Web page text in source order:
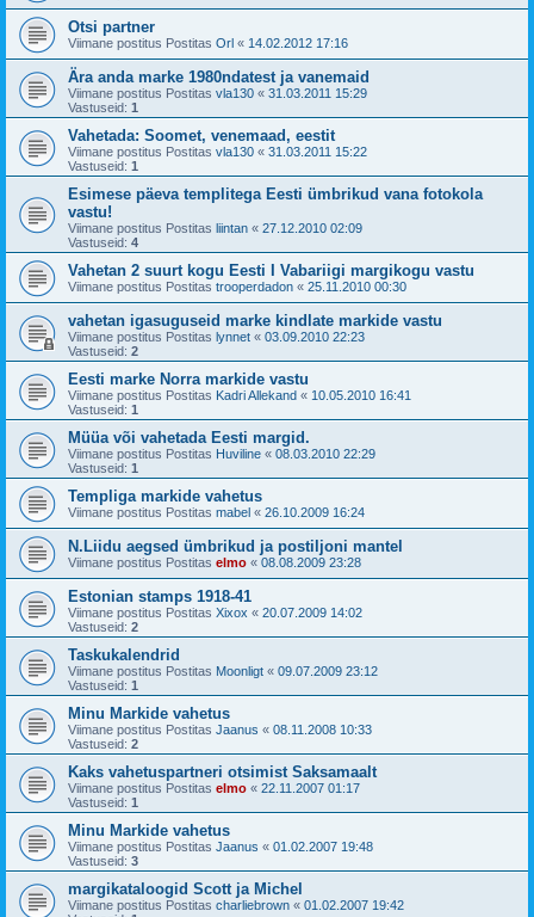
Otsi partner
Viimane postitus Postitas Orl « 14.02.2012 17:16
Ära anda marke 1980ndatest ja vanemaid
Viimane postitus Postitas vla130 « 31.03.2011 15:29
Vastuseid: 1
Vahetada: Soomet, venemaad, eestit
Viimane postitus Postitas vla130 « 31.03.2011 15:22
Vastuseid: 1
Esimese päeva templitega Eesti ümbrikud vana fotokola
vastu!
Viimane postitus Postitas liintan « 27.12.2010 02:09
Vastuseid: 4
Vahetan 2 suurt kogu Eesti I Vabariigi margikogu vastu
Viimane postitus Postitas trooperdadon « 25.11.2010 00:30
vahetan igasuguseid marke kindlate markide vastu
Viimane postitus Postitas lynnet « 03.09.2010 22:23
Vastuseid: 2
Eesti marke Norra markide vastu
Viimane postitus Postitas Kadri Allekand « 10.05.2010 16:41
Vastuseid: 1
Müüa või vahetada Eesti margid.
Viimane postitus Postitas Huviline « 08.03.2010 22:29
Vastuseid: 1
Templiga markide vahetus
Viimane postitus Postitas mabel « 26.10.2009 16:24
N.Liidu aegsed ümbrikud ja postiljoni mantel
Viimane postitus Postitas elmo « 08.08.2009 23:28
Estonian stamps 1918-41
Viimane postitus Postitas Xixox « 20.07.2009 14:02
Vastuseid: 2
Taskukalendrid
Viimane postitus Postitas Moonligt « 09.07.2009 23:12
Vastuseid: 1
Minu Markide vahetus
Viimane postitus Postitas Jaanus « 08.11.2008 10:33
Vastuseid: 2
Kaks vahetuspartneri otsimist Saksamaalt
Viimane postitus Postitas elmo « 22.11.2007 01:17
Vastuseid: 1
Minu Markide vahetus
Viimane postitus Postitas Jaanus « 01.02.2007 19:48
Vastuseid: 3
margikataloogid Scott ja Michel
Viimane postitus Postitas charliebrown « 01.02.2007 19:42